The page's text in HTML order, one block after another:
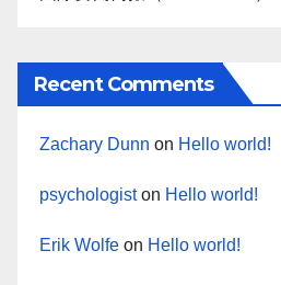
Recent Comments
Zachary Dunn on Hello world!
psychologiston Hello world!
Erik Wolfe on Hello world!